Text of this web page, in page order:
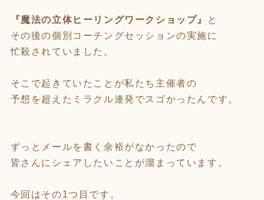
『魔法の立体ヒーリングワークショップ』
と
その後の個別コーチングセッションの実施に
忙殺されていました。
そこで起きていたことが私たち主催者の
予想を超えたミラクル連発でスゴかったんです。
ずっとメールを書く余裕がなかったので
皆さんにシェアしたいことが溜まっています。
今回はその1つ目です。